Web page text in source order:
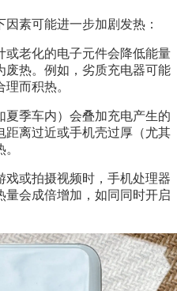
素可能进一步加剧发热：
或老化的电子元件会降低能量
废热。例如，劣质充电器可能
而积热。
夏季车内）会叠加充电产生的
距离过近或手机壳过厚（尤其
戏或拍摄视频时，手机处理器
会成倍增加，如同同时开启